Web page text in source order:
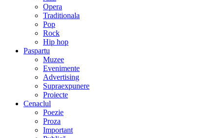
Opera
Traditionala
Pop
Rock
Hip hop
Paspartu
Muzee
Evenimente
Advertising
Supraexpunere
Proiecte
Cenaclul
Poezie
Proza
Important